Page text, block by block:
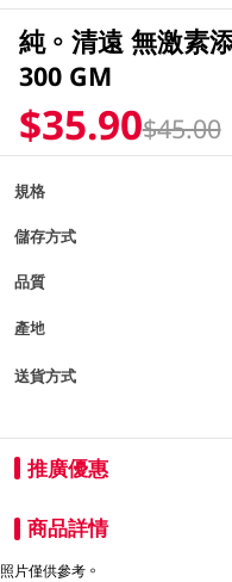
純。清遠 無激素
300 GM
$35.90$45.00
規格
儲存方式
品質
產地
送貨方式
推廣優惠
商品詳情
照片僅供參考。